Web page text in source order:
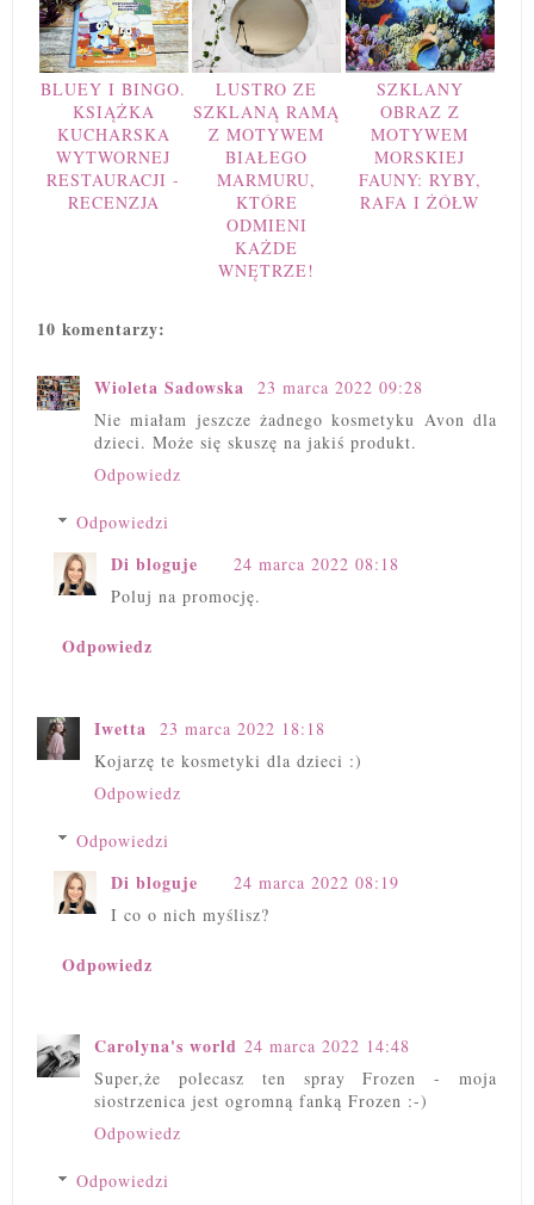
BLUEY I BINGO.
KSIĄŻKA
KUCHARSKA
WYTWORNEJ
RESTAURACJI -
RECENZJA
LUSTRO ZE
SZKLANĄ RAMĄ
Z MOTYWEM
BIAŁEGO
MARMURU,
KTÓRE
ODMIENI
KAŻDE
WNĘTRZE!
SZKLANY
OBRAZ Z
MOTYWEM
MORSKIEJ
FAUNY: RYBY,
RAFA I ŻÓŁW
10 komentarzy:
Wioleta Sadowska
23 marca 2022 09:28
Nie miałam jeszcze żadnego kosmetyku Avon dla
dzieci. Może się skuszę na jakiś produkt.
Odpowiedz
Odpowiedzi
Di bloguje
24 marca 2022 08:18
Poluj na promocję.
Odpowiedz
Iwetta
23 marca 2022 18:18
Kojarzę te kosmetyki dla dzieci :)
Odpowiedz
Odpowiedzi
Di bloguje
24 marca 2022 08:19
I co o nich myślisz?
Odpowiedz
Carolyna's world 24 marca 2022 14:48
Super,że polecasz ten spray Frozen - moja
siostrzenica jest ogromną fanką Frozen :-)
Odpowiedz
Odpowiedzi